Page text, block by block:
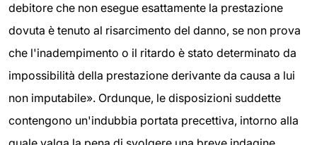
debitore che non esegue esattamente la prestazione
dovuta è tenuto al risarcimento del danno, se non prova
che l'inadempimento o il ritardo è stato determinato da
impossibilità della prestazione derivante da causa a lui
non imputabile». Ordunque, le disposizioni suddette
contengono un'indubbia portata precettiva, intorno alla